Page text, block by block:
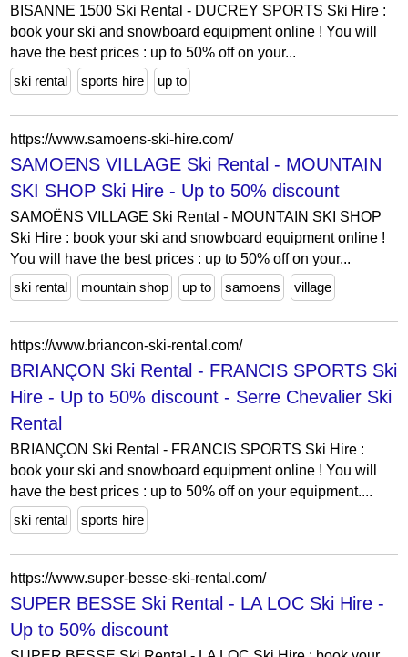
BISANNE 1500 Ski Rental - DUCREY SPORTS Ski Hire :
book your ski and snowboard equipment online ! You will
have the best prices : up to 50% off on your...
ski rental
sports hire up to
https://www.samoens-ski-hire.com/
SAMOENS VILLAGE Ski Rental - MOUNTAIN
SKI SHOP Ski Hire - Up to 50% discount
SAMOËNS VILLAGE Ski Rental - MOUNTAIN SKI SHOP
Ski Hire : book your ski and snowboard equipment online !
You will have the best prices : up to 50% off on your...
ski rental
mountain shop up to samoens village
https://www.briancon-ski-rental.com/
BRIANÇON Ski Rental - FRANCIS SPORTS Ski
Hire - Up to 50% discount - Serre Chevalier Ski
Rental
BRIANÇON Ski Rental - FRANCIS SPORTS Ski Hire :
book your ski and snowboard equipment online ! You will
have the best prices : up to 50% off on your equipment....
ski rental
sports hire
https://www.super-besse-ski-rental.com/
SUPER BESSE Ski Rental - LA LOC Ski Hire -
Up to 50% discount